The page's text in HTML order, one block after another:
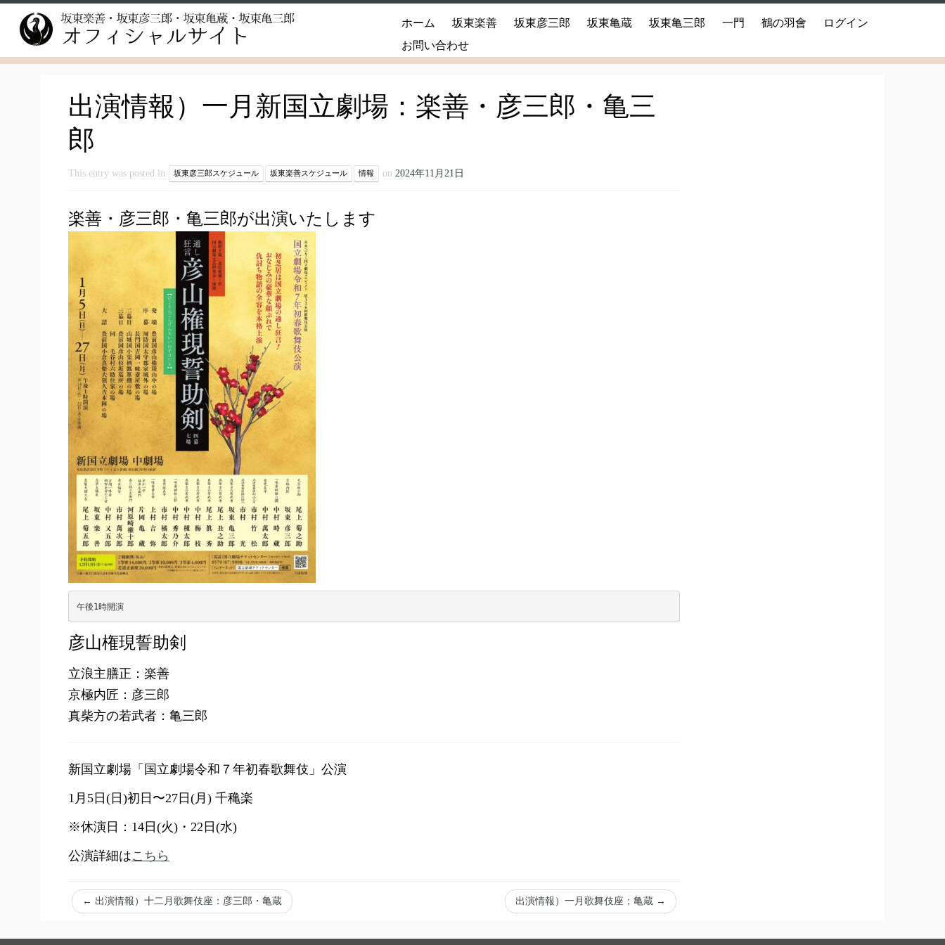
content
ホーム 坂東楽善 坂東彦三郎 坂東亀蔵 坂東亀三郎 一門 鶴の羽會
ログイン
お問い合わせ
出演情報）一月新国立劇場：楽善・彦三郎・亀三
郎
This entry was posted in 坂東彦三郎スケジュール 坂東楽善スケジュール 情報 on 2024年11月21日
楽善・彦三郎・亀三郎が出演いたします
午後1時開演
彦山権現誓助剣
立浪主膳正：楽善
京極内匠：彦三郎
真柴方の若武者：亀三郎
新国立劇場「国立劇場令和７年初春歌舞伎」公演
1月5日(日)初日〜27日(月) 千穐楽
※休演日：14日(火)・22日(水)
公演詳細はこちら
← 出演情報）十二月歌舞伎座：彦三郎・亀蔵 出演情報）一月歌舞伎座；亀蔵 →